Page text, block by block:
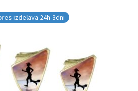
izdelava 24h-3dni